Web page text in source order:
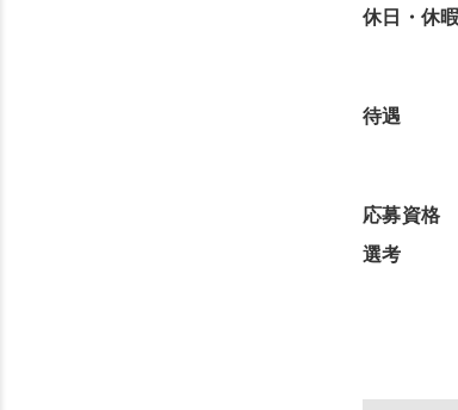
休日・休暇
待遇
応募資格
選考